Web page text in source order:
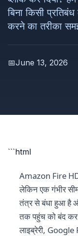
बिना किसी
करने का तरीका
📅June 13, 2026
```html
Amazon Fire
लेकिन एक गंभीर
तंत्र से बंधा हुआ है
तक पहुंच को बंद
लाइब्रेरी, Google